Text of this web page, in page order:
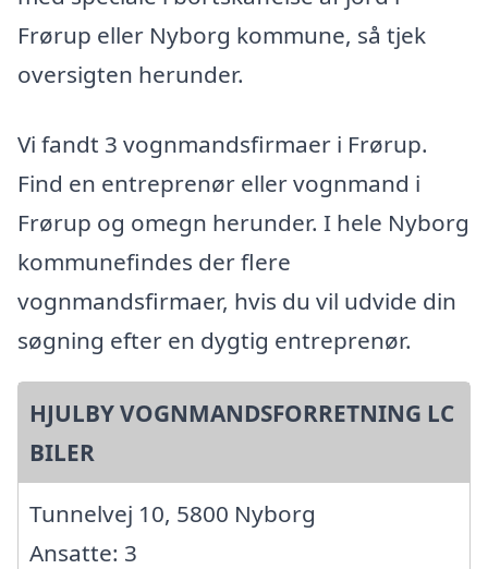
Frørup eller Nyborg kommune, så tjek
oversigten herunder.
Vi fandt 3 vognmandsfirmaer i Frørup.
Find en entreprenør eller vognmand i
Frørup og omegn herunder. I hele Nyborg
kommunefindes der flere
vognmandsfirmaer, hvis du vil udvide din
søgning efter en dygtig entreprenør.
HJULBY VOGNMANDSFORRETNING LC
BILER
Tunnelvej 10, 5800 Nyborg
Ansatte: 3